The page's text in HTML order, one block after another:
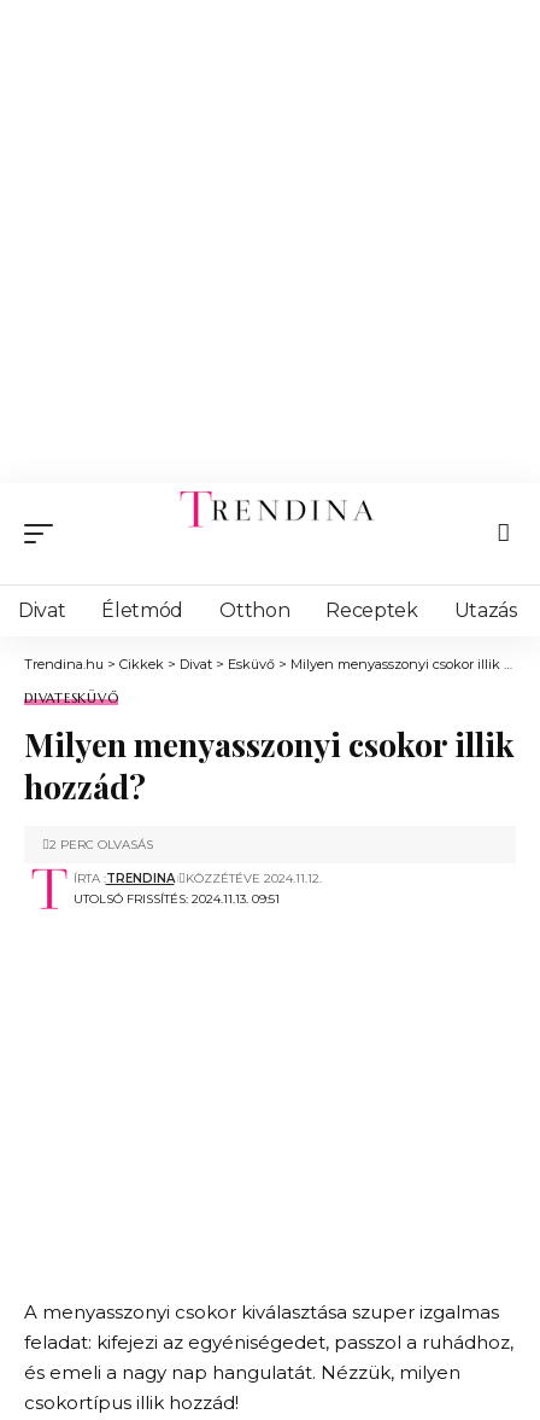
Divat Életmód Otthon Receptek Utazás
Trendina.hu > Cikkek > Divat > Esküvő > Milyen menyasszonyi csokor illik hozzád?
DIVATESKÜVŐ
Milyen menyasszonyi csokor illik
hozzád?
UTOLSÓ FRISSÍTÉS: 2024.11.13. 09:51
ÍRTA :TRENDINA KÖZZÉTÉVE 2024.11.12.
2 PERC OLVASÁS
A menyasszonyi csokor kiválasztása szuper izgalmas
feladat: kifejezi az egyéniségedet, passzol a ruhádhoz,
és emeli a nagy nap hangulatát. Nézzük, milyen
csokortípus illik hozzád!